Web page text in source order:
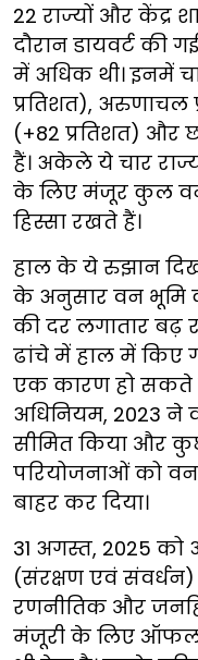
22 राज्यों और केंद्र
दौरान डायवर्ट की
में अधिक थी। इनमें
प्रतिशत), अरुणाचल
(+82 प्रतिशत) और
हैं। अकेले ये चार
के लिए मंजूर कुल वन
हिस्सा रखते हैं।
हाल के ये रुझान
के अनुसार वन भूमि
की दर लगातार बढ़
ढांचे में हाल में किए
एक कारण हो सकते
अधिनियम, 2023 ने
सीमित किया और
परियोजनाओं को
बाहर कर दिया।
31 अगस्त, 2025 को
(संरक्षण एवं
रणनीतिक और
मंजूरी के लिए